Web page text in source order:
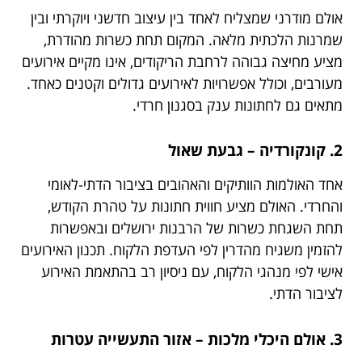
אולם מודרני שמצליח לאחד בין עיצוב חדשני ויוקרתי ובין
שמרנות הלכתית מלאה. המקום תחת כשרות מהודרת,
מציע מחיצה גבוהה לרחבת הריקודים, אינו מקיים אירועים
מעורבים, וכולל אפשרויות לאירועים גדולים וקטנים כאחד.
מתאים גם לחתונות ענק בסגנון חרדי.
2. קונקורדיה – גבעת שאול
אחד האולמות הוותיקים והאהובים בציבור הדתי-לאומי
והחרדי. האולם מציע חווית חתונות על טהרת הקודש,
תחת השגחת כשרות של הרבנות ירושלים ובאפשרות
להזמין משגיח מהדרין לפי העדפת הלקוח. תכנון האירועים
אישי לפי מנהגי הלקוח, עם ניסיון רב בהתאמת האירוע
לציבור הדתי.
3. אולם היכלי מלכות – אזור התעשייה עטרות